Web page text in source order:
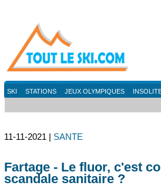
SKI STATIONS JEUX OLYMPIQUES
11-11-2021 | SANTE
Fartage - Le fluor, c'est
scandale sanitaire ?